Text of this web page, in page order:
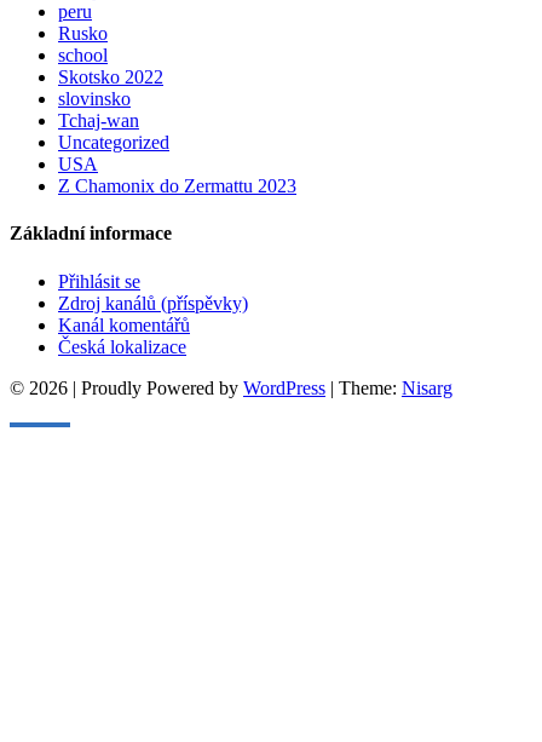
peru
Rusko
school
Skotsko 2022
slovinsko
Tchaj-wan
Uncategorized
USA
Z Chamonix do Zermattu 2023
Základní informace
Přihlásit se
Zdroj kanálů (příspěvky)
Kanál komentářů
Česká lokalizace
© 2026 | Proudly Powered by WordPress | Theme: Nisarg